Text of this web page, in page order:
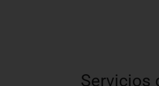
Servicios